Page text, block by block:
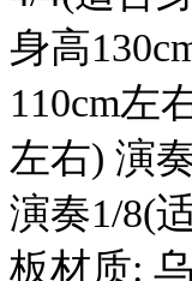
身高
110cm左
左右) 演
演奏1/8(
板材质: